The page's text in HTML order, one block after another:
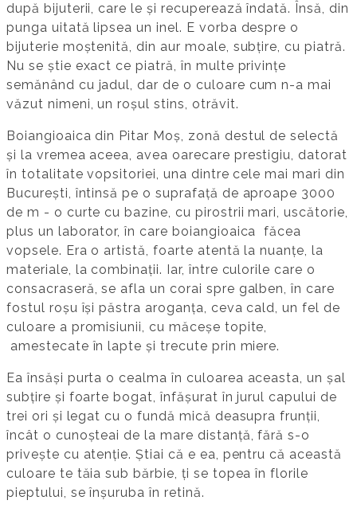
după bijuterii, care le și recuperează îndată. Însă, din
punga uitată lipsea un inel. E vorba despre o
bijuterie moștenită, din aur moale, subțire, cu piatră.
Nu se știe exact ce piatră, în multe privințe
semănând cu jadul, dar de o culoare cum n-a mai
văzut nimeni, un roșul stins, otrăvit.
Boiangioaica din Pitar Moș, zonă destul de selectă
și la vremea aceea, avea oarecare prestigiu, datorat
în totalitate vopsitoriei, una dintre cele mai mari din
București, întinsă pe o suprafață de aproape 3000
de m - o curte cu bazine, cu pirostrii mari, uscătorie,
plus un laborator, în care boiangioaica făcea
vopsele. Era o artistă, foarte atentă la nuanțe, la
materiale, la combinații. Iar, între culorile care o
consacraseră, se afla un corai spre galben, în care
fostul roșu își păstra aroganța, ceva cald, un fel de
culoare a promisiunii, cu măceșe topite,
amestecate în lapte și trecute prin miere.
Ea însăși purta o cealma în culoarea aceasta, un șal
subțire și foarte bogat, înfășurat în jurul capului de
trei ori și legat cu o fundă mică deasupra frunții,
încât o cunoșteai de la mare distanță, fără s-o
privește cu atenție. Știai că e ea, pentru că această
culoare te tăia sub bărbie, ți se topea în florile
pieptului, se înșuruba în retină.